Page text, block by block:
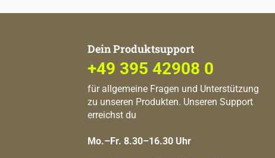
Dein Produktsupport
+49 395 42908 0
für allgemeine Fragen und Unterstützung
zu unseren Produkten. Unseren Support
erreichst du
Mo.–Fr. 8.30–16.30 Uhr